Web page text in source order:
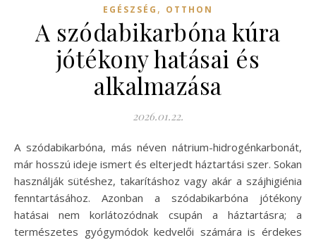
EGÉSZSÉG , OTTHON
A szódabikarbóna kúra
jótékony hatásai és
alkalmazása
2026.01.22.
A szódabikarbóna, más néven nátrium-hidrogénkarbonát,
már hosszú ideje ismert és elterjedt háztartási szer. Sokan
használják sütéshez, takarításhoz vagy akár a szájhigiénia
fenntartásához. Azonban a szódabikarbóna jótékony
hatásai nem korlátozódnak csupán a háztartásra; a
természetes gyógymódok kedvelői számára is érdekes